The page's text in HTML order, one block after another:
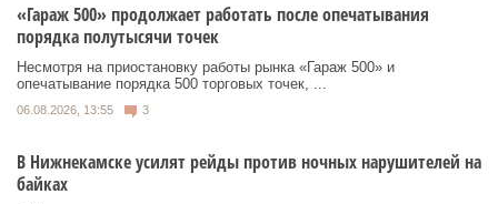
«Гараж 500» продолжает работать после опечатывания
порядка полутысячи точек
Несмотря на приостановку работы рынка «Гараж 500» и
опечатывание порядка 500 торговых точек, ...
06.08.2026, 13:55 3
В Нижнекамске усилят рейды против ночных нарушителей на
байках